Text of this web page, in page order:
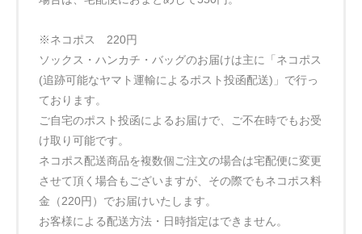
※ネコポス 220円
ソックス・ハンカチ・バッグのお届けは主に「ネコポス
(追跡可能なヤマト運輸によるポスト投函配送)」で行っ
ております。
ご自宅のポスト投函によるお届けで、ご不在時でもお受
け取り可能です。
ネコポス配送商品を複数個ご注文の場合は宅配便に変更
させて頂く場合もございますが、その際でもネコポス料
金（220円）でお届けいたします。
お客様による配送方法・日時指定はできません。